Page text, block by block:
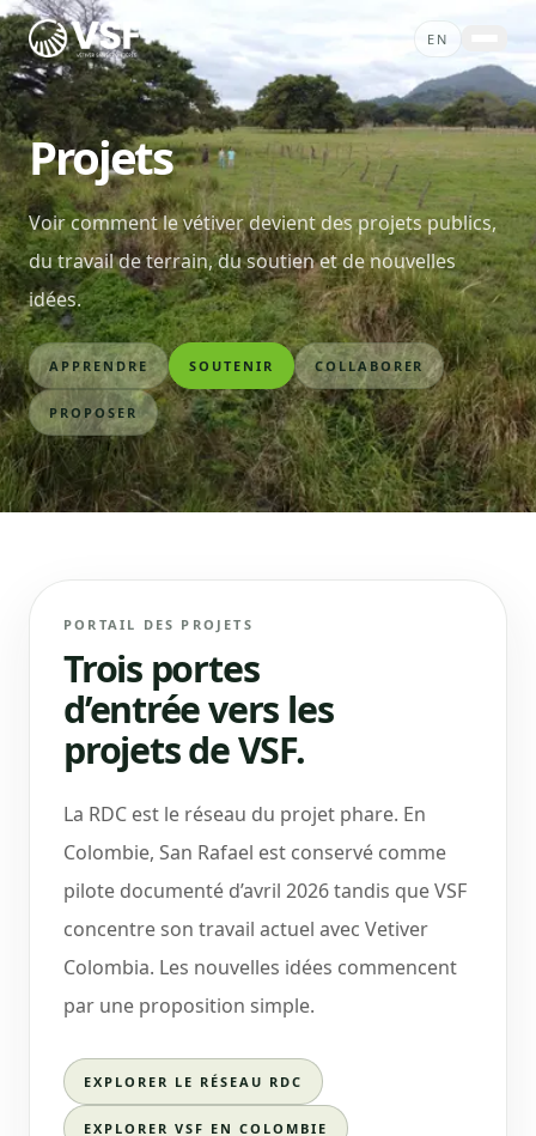
Skip to content
EN
À PROPOS
PROJETS
SERVICES
ACTUALITÉS
CONTACT
BOUTIQUE
FAIRE UN DON
Projets
Voir comment le vétiver devient des projets publics,
du travail de terrain, du soutien et de nouvelles
idées.
APPRENDRE SOUTENIR COLLABORER
PROPOSER
PORTAIL DES PROJETS
Trois portes
d’entrée vers les
projets de VSF.
La RDC est le réseau du projet phare. En
Colombie, San Rafael est conservé comme
pilote documenté d’avril 2026 tandis que VSF
concentre son travail actuel avec Vetiver
Colombia. Les nouvelles idées commencent
par une proposition simple.
EXPLORER LE RÉSEAU RDC
EXPLORER VSF EN COLOMBIE